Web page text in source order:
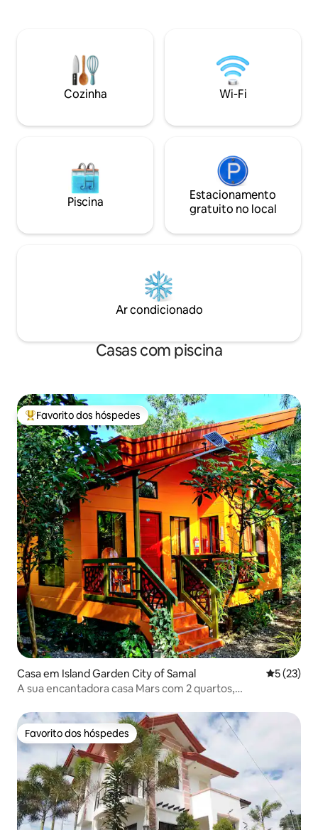
desfrutar da sua refeição numa sala de
jantar, cozinha e áreas de estar com ar
condicionado. 2 quartos, ambos com ar
condicionado, 2 casas de banho e
mesmo
gosto em dar-lhe
suas
contacto
que pretenda.
Cozinha Wi-Fi
Piscina
Estacionamento
gratuito no local
Ar condicionado
Casas com piscina
Favoritos dos hóspedes mais apreciados
Favorito dos hóspedes
Casa em Island Garden City of Samal
5 (23)
A sua encantadora casa Mars com 2 quartos,
Favorito dos hóspedes
Favorito dos hóspedes